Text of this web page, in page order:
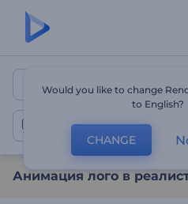
Анимация
Анимация лого: готовое
Анимация лого в
Would you like to change
to English?
CHANGE